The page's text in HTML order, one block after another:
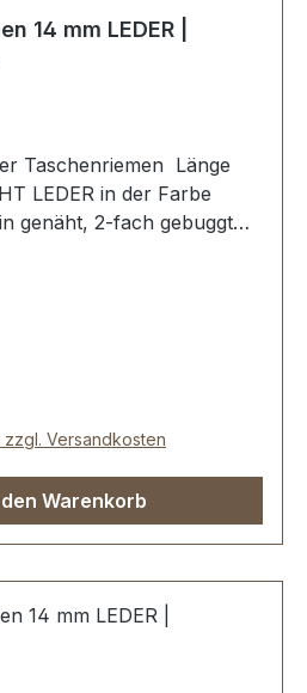
14 mm LEDER |
Taschenriemen Länge
genäht, 2-fach gebuggt
zzgl. Versandkosten
Warenkorb